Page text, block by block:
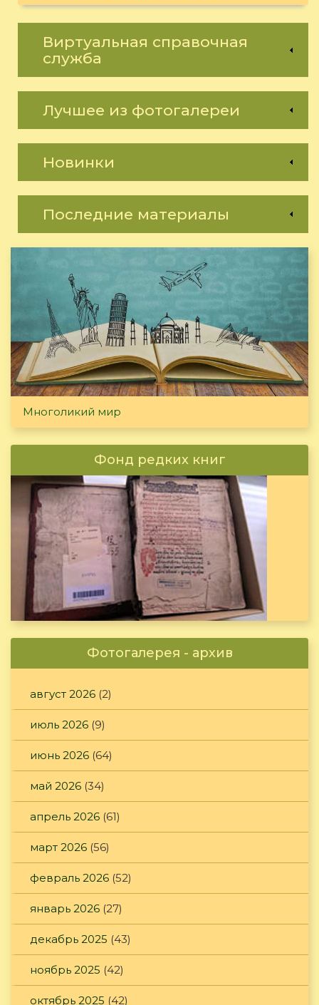
Виртуальная справочная
служба
Лучшее из фотогалереи
Новинки
Последние материалы
Многоликий мир
Фонд редких книг
Фотогалерея - архив
август 2026 (2)
июль 2026 (9)
июнь 2026 (64)
май 2026 (34)
апрель 2026 (61)
март 2026 (56)
февраль 2026 (52)
январь 2026 (27)
декабрь 2025 (43)
ноябрь 2025 (42)
октябрь 2025 (42)